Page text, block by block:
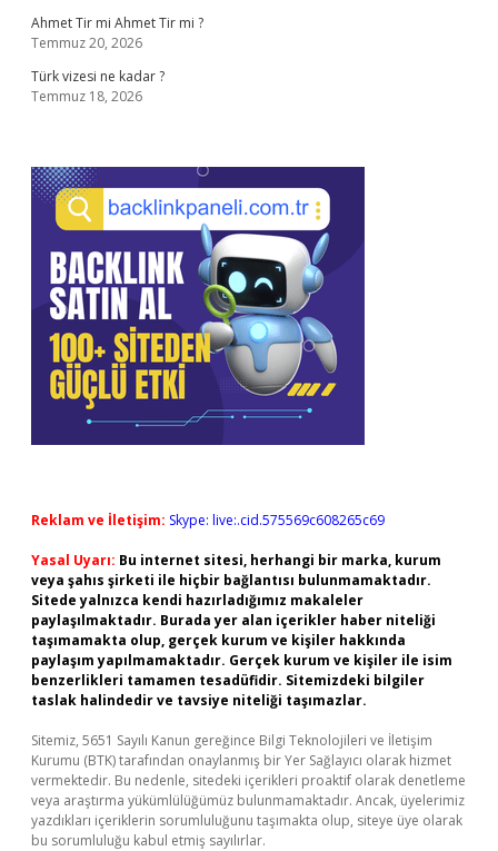
Ahmet Tir mi Ahmet Tir mi ?
Temmuz 20, 2026
Türk vizesi ne kadar ?
Temmuz 18, 2026
Reklam ve İletişim: Skype: live:.cid.575569c608265c69
Yasal Uyarı: Bu internet sitesi, herhangi bir marka, kurum
veya şahıs şirketi ile hiçbir bağlantısı bulunmamaktadır.
Sitede yalnızca kendi hazırladığımız makaleler
paylaşılmaktadır. Burada yer alan içerikler haber niteliği
taşımamakta olup, gerçek kurum ve kişiler hakkında
paylaşım yapılmamaktadır. Gerçek kurum ve kişiler ile isim
benzerlikleri tamamen tesadüfidir. Sitemizdeki bilgiler
taslak halindedir ve tavsiye niteliği taşımazlar.
Sitemiz, 5651 Sayılı Kanun gereğince Bilgi Teknolojileri ve İletişim
Kurumu (BTK) tarafından onaylanmış bir Yer Sağlayıcı olarak hizmet
vermektedir. Bu nedenle, sitedeki içerikleri proaktif olarak denetleme
veya araştırma yükümlülüğümüz bulunmamaktadır. Ancak, üyelerimiz
yazdıkları içeriklerin sorumluluğunu taşımakta olup, siteye üye olarak
bu sorumluluğu kabul etmiş sayılırlar.